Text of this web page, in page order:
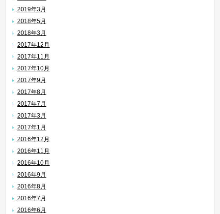
2019年3月
2018年5月
2018年3月
2017年12月
2017年11月
2017年10月
2017年9月
2017年8月
2017年7月
2017年3月
2017年1月
2016年12月
2016年11月
2016年10月
2016年9月
2016年8月
2016年7月
2016年6月